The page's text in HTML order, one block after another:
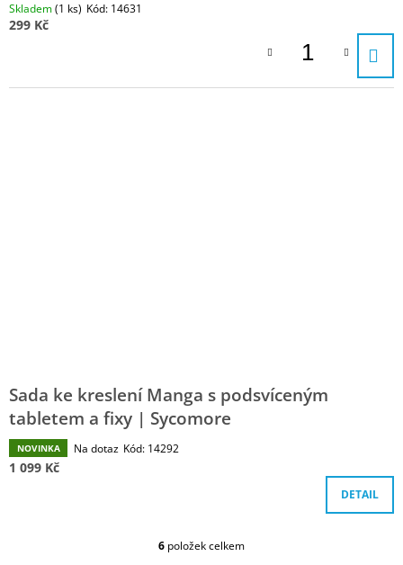
Skladem(1 ks) Kód: 14631
299 Kč
Sada ke kreslení Manga s podsvíceným
tabletem a fixy | Sycomore
NOVINKA Na dotaz Kód: 14292
1 099 Kč
DETAIL
O
6 položek celkem